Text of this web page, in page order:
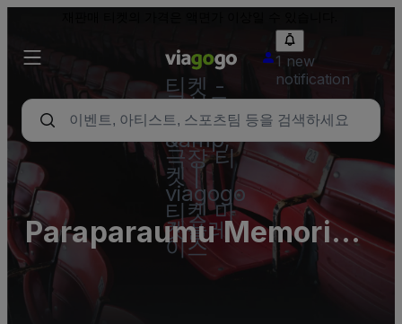
티켓 -
콘서트,
스포츠
&amp;
극장 티
켓 |
viagogo
티켓 마
켓플레
이스
1 new
notification
Paraparaumu Memorial
Hall